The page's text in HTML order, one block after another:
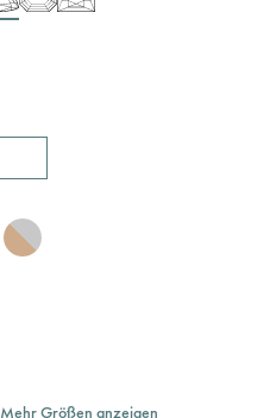
Mehr Größen anzeigen